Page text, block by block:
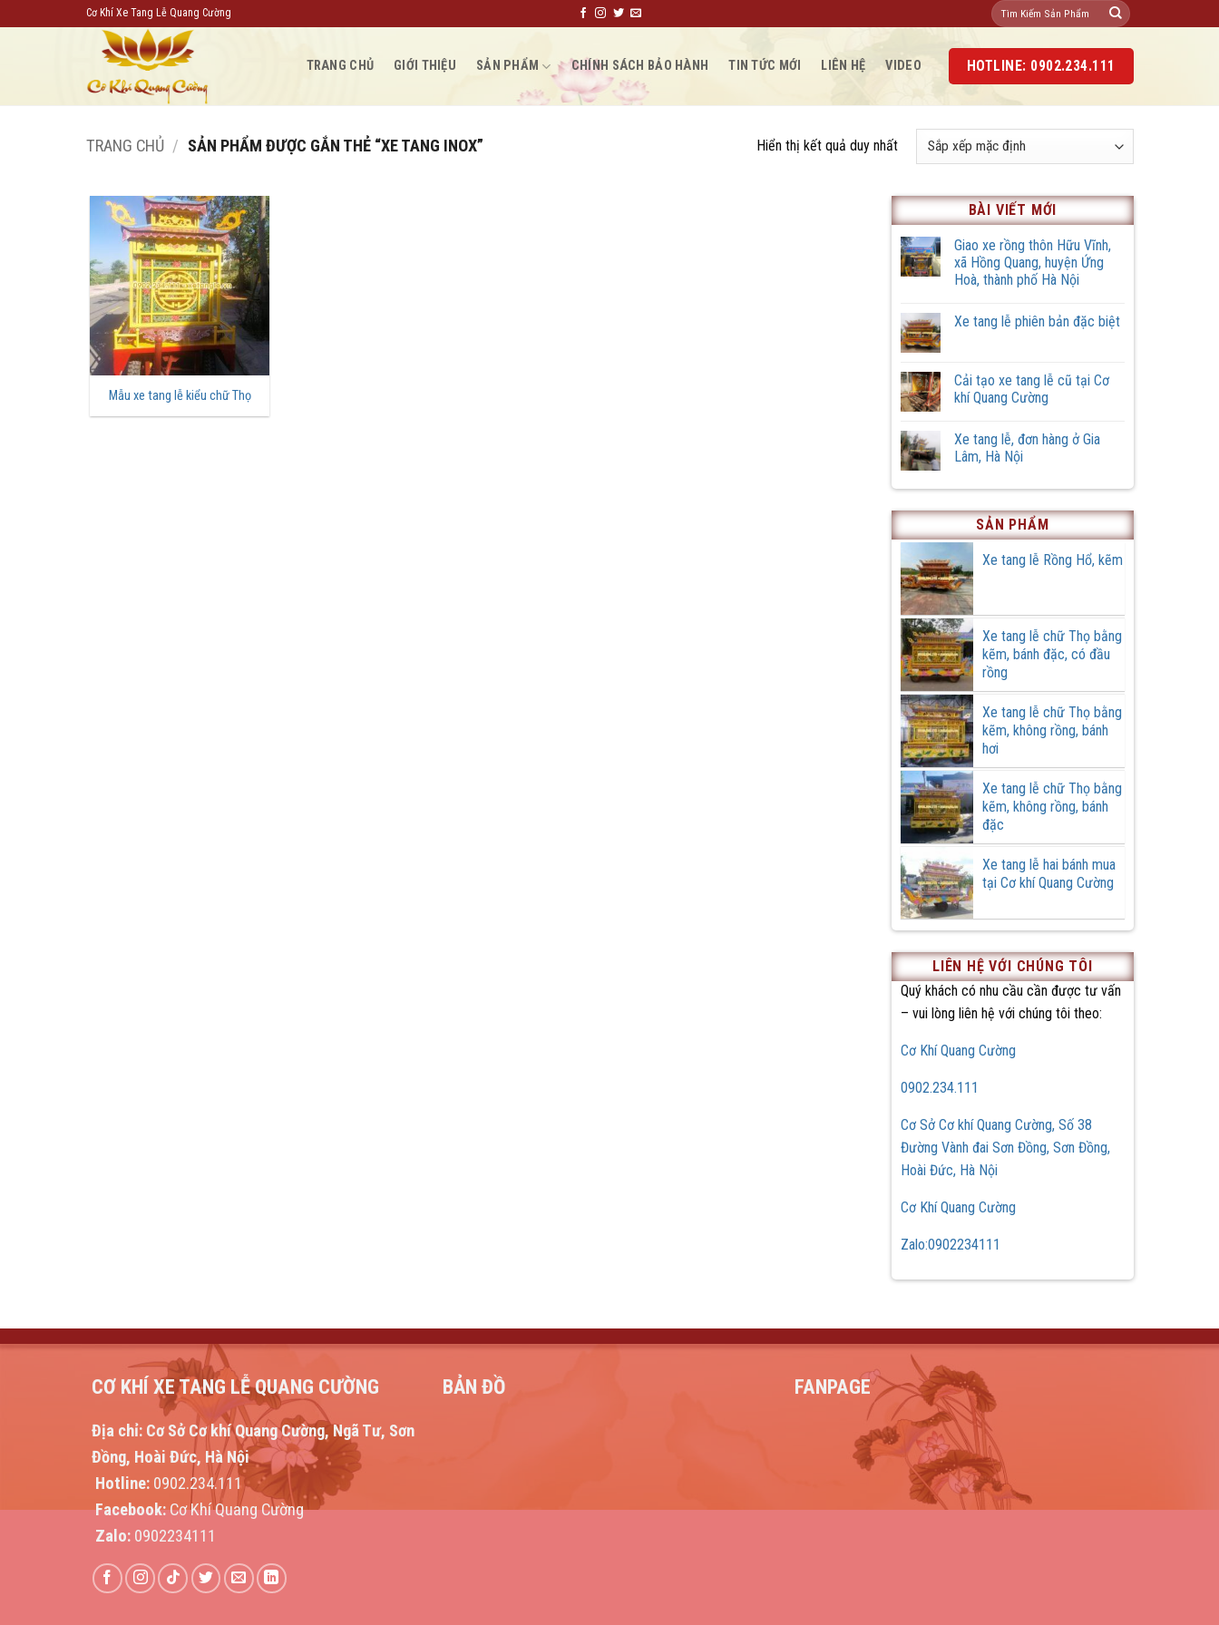
qua
Cơ Khí Xe Tang Lễ Quang Cường
Tìm
kiếm:
TRANG CHỦ GIỚI THIỆU SẢN PHẨM CHÍNH SÁCH BẢO HÀNH TIN TỨC MỚI LIÊN HỆ VIDEO HOTLINE: 0902.234.111
TRANG CHỦ / SẢN PHẨM ĐƯỢC GẮN THẺ “XE TANG INOX” Hiển thị kết quả duy nhất
Mẫu xe tang lễ kiểu chữ Thọ
BÀI VIẾT MỚI
Giao xe rồng thôn Hữu Vĩnh,
xã Hồng Quang, huyện Ứng
Hoà, thành phố Hà Nội
bình
rồng
thôn
Hữu
Hồng
Quang,
huyện
Hoà,
phố
Nội
Xe tang lễ phiên bản đặc biệt
luận
ở
Xe
phiên
bản
đặc
Cải tạo xe tang lễ cũ tại Cơ
khí Quang Cường
bình
luận
ở
tạo
tang
cũ
tại
Cơ
khí
Quang
Cường
Xe tang lễ, đơn hàng ở Gia
Lâm, Hà Nội
có
luận
Xe
tang
lễ,
đơn
hàng
ở
Gia
Lâm,
Hà
Nội
SẢN PHẨM
Xe tang lễ Rồng Hổ, kẽm
Xe tang lễ chữ Thọ bằng
kẽm, bánh đặc, có đầu
rồng
Xe tang lễ chữ Thọ bằng
kẽm, không rồng, bánh
hơi
Xe tang lễ chữ Thọ bằng
kẽm, không rồng, bánh
đặc
Xe tang lễ hai bánh mua
tại Cơ khí Quang Cường
LIÊN HỆ VỚI CHÚNG TÔI
Quý khách có nhu cầu cần được tư vấn
– vui lòng liên hệ với chúng tôi theo:
Cơ Khí Quang Cường
0902.234.111
Cơ Sở Cơ khí Quang Cường, Số 38
Đường Vành đai Sơn Đồng, Sơn Đồng,
Hoài Đức, Hà Nội
Cơ Khí Quang Cường
Zalo:0902234111
CƠ KHÍ XE TANG LỄ QUANG CƯỜNG
Địa chỉ:Cơ Sở Cơ khí Quang Cường, Ngã Tư, Sơn
Đồng, Hoài Đức, Hà Nội
Hotline:0902.234.111
Facebook:Cơ Khí Quang Cường
Zalo:0902234111
BẢN ĐỒ FANPAGE